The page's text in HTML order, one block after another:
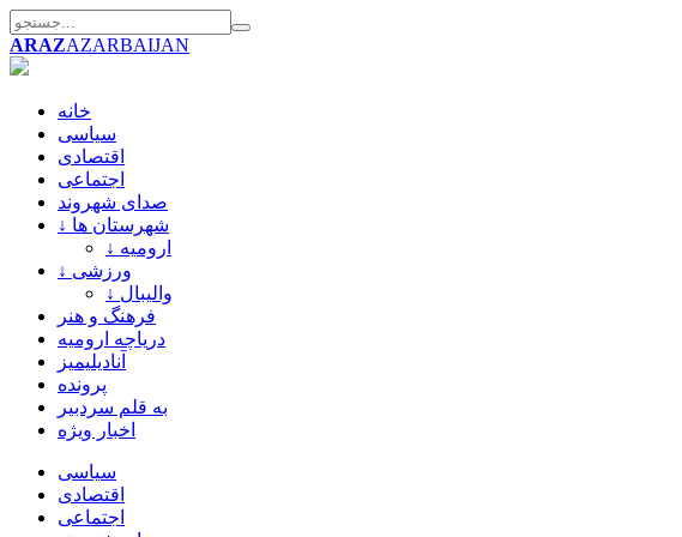
ARAZAZARBAIJAN
خانه
سیاسی
اقتصادی
اجتماعی
صدای شهروند
↓ شهرستان ها
↓ ارومیه
↓ ورزشی
↓ والیبال
فرهنگ و هنر
دریاچه ارومیه
آنادیلیمیز
پرونده
به قلم سردبیر
اخبار ویژه
سیاسی
اقتصادی
اجتماعی